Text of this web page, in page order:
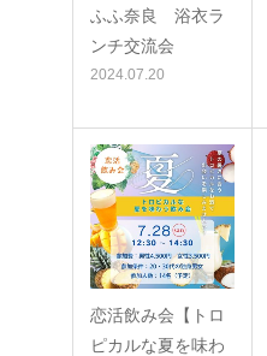
ふふ奈良 浴衣ラ
ンチ交流会
2024.07.20
恋活飲み会【トロ
ピカルな夏を味わ